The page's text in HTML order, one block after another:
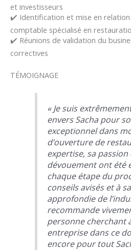
et investisseurs
✔️ Identification et mise en
comptable spécialisé en
✔️ Réunions de validation du
correctives
TÉMOIGNAGE
« Je suis
envers Sacha pour
exceptionnel dans
d’ouverture de
expertise, sa passion
dévouement ont été
chaque étape du
conseils avisés et à
approfondie de
recommande
personne cherchant
entreprise dans ce
encore pour tout